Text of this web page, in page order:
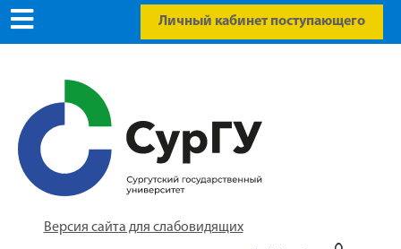
Личный кабинет поступающего
Версия сайта для слабовидящих